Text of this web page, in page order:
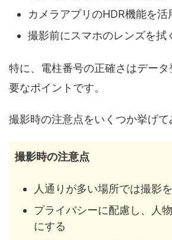
カメラアプリのHDR機能を活
撮影前にスマホのレンズを拭
特に、電柱番号の正確さはデー
要なポイントです。
撮影時の注意点をいくつか挙げて
撮影時の注意点
人通りが多い場所では撮影
プライバシーに配慮し、人
にする